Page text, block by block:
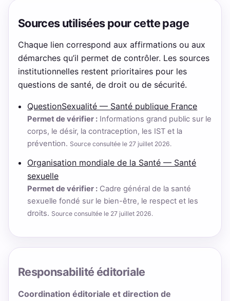
Sources utilisées pour cette page
Chaque lien correspond aux affirmations ou aux
démarches qu’il permet de contrôler. Les sources
institutionnelles restent prioritaires pour les
questions de santé, de droit ou de sécurité.
QuestionSexualité — Santé publique France
Permet de vérifier : Informations grand public sur le
corps, le désir, la contraception, les IST et la
prévention. Source consultée le 27 juillet 2026.
Organisation mondiale de la Santé — Santé
sexuelle
Permet de vérifier : Cadre général de la santé
sexuelle fondé sur le bien-être, le respect et les
droits. Source consultée le 27 juillet 2026.
Responsabilité éditoriale
Coordination éditoriale et direction de